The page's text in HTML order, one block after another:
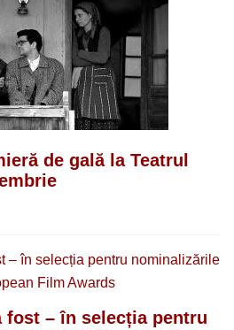
de gală la Teatrul
fost – în selecția pentru